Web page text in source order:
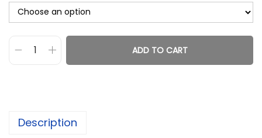
n
ADD TO CART
Description